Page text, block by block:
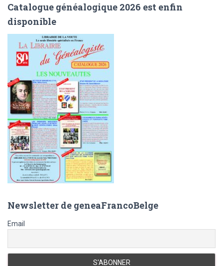
e
r
c
:
Catalogue généalogique 2026 est enfin
disponible
Newsletter de geneaFrancoBelge
Email